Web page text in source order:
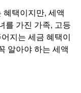
택이지만, 세액
를 가진 가족, 고등
지는 세금 혜택이
알아야 하는 세액